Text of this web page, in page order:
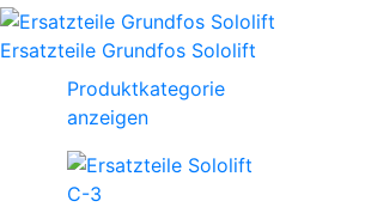
Ersatzteile Grundfos Sololift
Produktkategorie
anzeigen